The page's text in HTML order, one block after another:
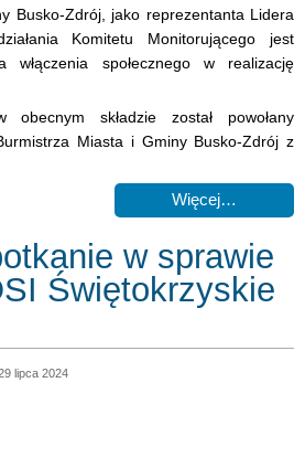
Busko-Zdrój, jako reprezentanta Lidera
Komitetu Monitorującego jest
włączenia społecznego w realizację
obecnym składzie został powołany
Miasta i Gminy Busko-Zdrój z
Więcej…
w sprawie
Świętokrzyskie
lipca 2024